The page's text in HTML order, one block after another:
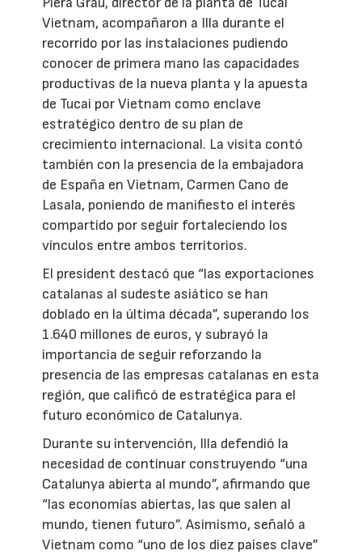
Vietnam, acompañaron a Illa durante el
recorrido por las instalaciones pudiendo
conocer de primera mano las capacidades
productivas de la nueva planta y la apuesta
de Tucai por Vietnam como enclave
estratégico dentro de su plan de
crecimiento internacional. La visita contó
también con la presencia de la embajadora
de España en Vietnam, Carmen Cano de
Lasala, poniendo de manifiesto el interés
compartido por seguir fortaleciendo los
vínculos entre ambos territorios.
El president destacó que “las exportaciones
catalanas al sudeste asiático se han
doblado en la última década”, superando los
1.640 millones de euros, y subrayó la
importancia de seguir reforzando la
presencia de las empresas catalanas en esta
región, que calificó de estratégica para el
futuro económico de Catalunya.
Durante su intervención, Illa defendió la
necesidad de continuar construyendo “una
Catalunya abierta al mundo”, afirmando que
“las economías abiertas, las que salen al
mundo, tienen futuro”. Asimismo, señaló a
Vietnam como “uno de los diez países clave”